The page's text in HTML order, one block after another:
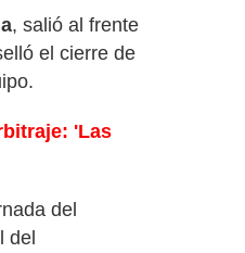
, salió al frente
el cierre de
'Las
del
del